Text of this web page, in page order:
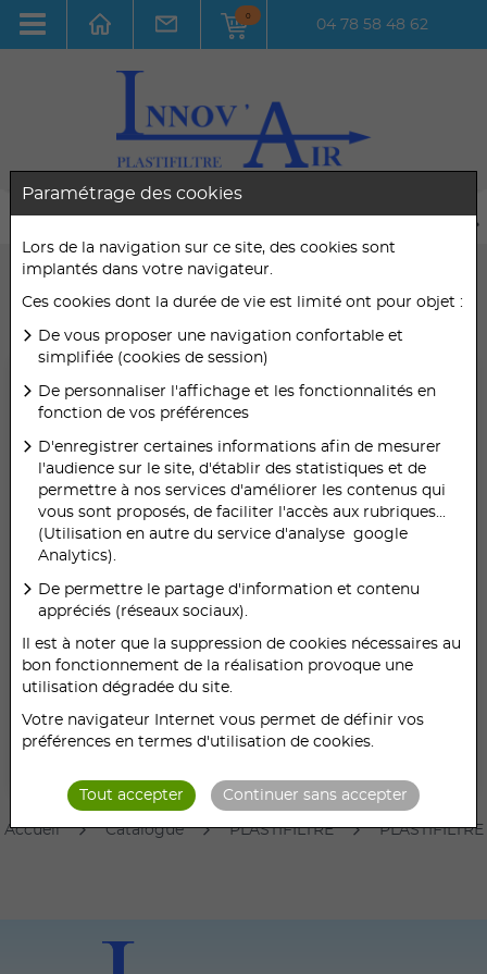
0
04 78 58 48 62
Toutes les utilisations
Toutes les efficacités
PLASTIFILTRE
PLASTIFILTRE
PLASTIFILTRE le nom de notre gamme de filtre en
cadre plastique.
Ces filtres durables sont incinérables, recyclables
PLUS D’INFORMATIONS
Quantité
Accueil Catalogue PLASTIFILTRE PLASTIFILTRE
Paramétrage des cookies
Lors de la navigation sur ce site, des cookies sont
implantés dans votre navigateur.
Ces cookies dont la durée de vie est limité ont pour objet :
De vous proposer une navigation confortable et
simplifiée (cookies de session)
De personnaliser l'affichage et les fonctionnalités en
fonction de vos préférences
D'enregistrer certaines informations afin de mesurer
l'audience sur le site, d'établir des statistiques et de
permettre à nos services d'améliorer les contenus qui
vous sont proposés, de faciliter l'accès aux rubriques...
(Utilisation en autre du service d'analyse google
Analytics).
De permettre le partage d'information et contenu
appréciés (réseaux sociaux).
Il est à noter que la suppression de cookies nécessaires au
bon fonctionnement de la réalisation provoque une
utilisation dégradée du site.
Votre navigateur Internet vous permet de définir vos
préférences en termes d'utilisation de cookies.
Tout accepter Continuer sans accepter